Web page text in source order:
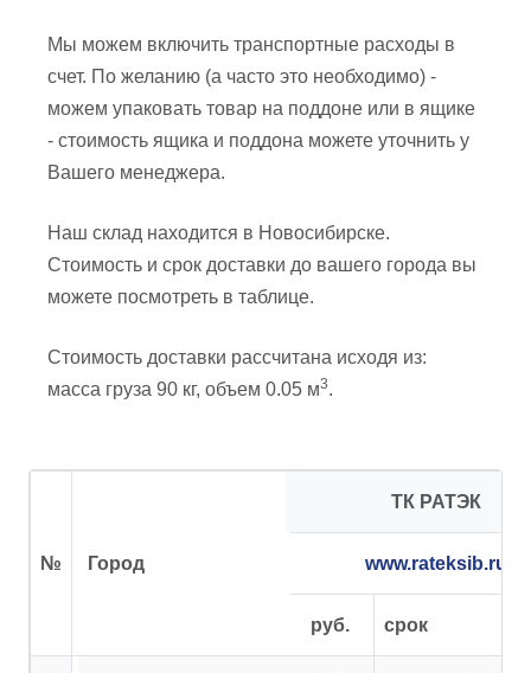
Мы можем включить транспортные расходы в
счет. По желанию (а часто это необходимо) -
можем упаковать товар на поддоне или в ящике
- стоимость ящика и поддона можете уточнить у
Вашего менеджера.
Наш склад находится в Новосибирске.
Стоимость и срок доставки до вашего города вы
можете посмотреть в таблице.
Стоимость доставки рассчитана исходя из:
масса груза 90 кг, объем 0.05 м3.
№ Город
ТК РАТЭК
www.rateksib.ru
руб. срок